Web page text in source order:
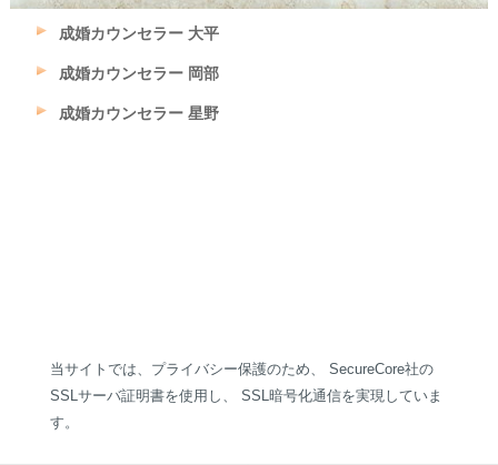
成婚カウンセラー 大平
成婚カウンセラー 岡部
成婚カウンセラー 星野
当サイトでは、プライバシー保護のため、 SecureCore社の
SSLサーバ証明書を使用し、 SSL暗号化通信を実現していま
す。